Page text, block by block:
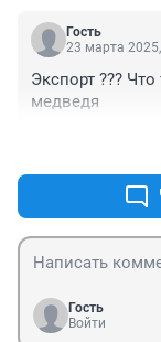
Гость
23 марта
Экспорт ???
медведя
Гость
Войти